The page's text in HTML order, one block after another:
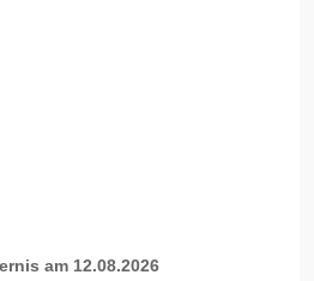
am 12.08.2026